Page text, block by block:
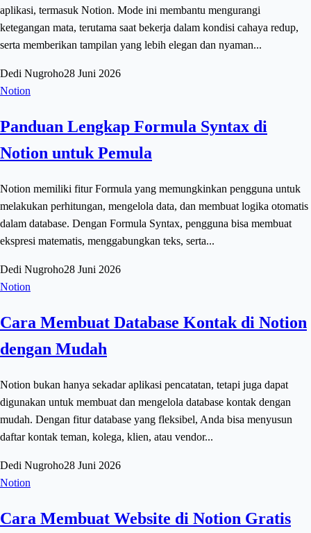
aplikasi, termasuk Notion. Mode ini membantu mengurangi
ketegangan mata, terutama saat bekerja dalam kondisi cahaya redup,
serta memberikan tampilan yang lebih elegan dan nyaman...
Dedi Nugroho28 Juni 2026
Notion
Panduan Lengkap Formula Syntax di
Notion untuk Pemula
Notion memiliki fitur Formula yang memungkinkan pengguna untuk
melakukan perhitungan, mengelola data, dan membuat logika otomatis
dalam database. Dengan Formula Syntax, pengguna bisa membuat
ekspresi matematis, menggabungkan teks, serta...
Dedi Nugroho28 Juni 2026
Notion
Cara Membuat Database Kontak di Notion
dengan Mudah
Notion bukan hanya sekadar aplikasi pencatatan, tetapi juga dapat
digunakan untuk membuat dan mengelola database kontak dengan
mudah. Dengan fitur database yang fleksibel, Anda bisa menyusun
daftar kontak teman, kolega, klien, atau vendor...
Dedi Nugroho28 Juni 2026
Notion
Cara Membuat Website di Notion Gratis